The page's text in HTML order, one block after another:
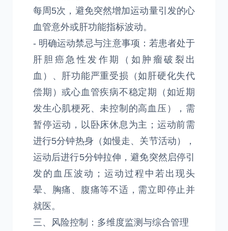
每周5次，避免突然增加运动量引发的心
血管意外或肝功能指标波动。
- 明确运动禁忌与注意事项：若患者处于
肝胆癌急性发作期（如肿瘤破裂出
血）、肝功能严重受损（如肝硬化失代
偿期）或心血管疾病不稳定期（如近期
发生心肌梗死、未控制的高血压），需
暂停运动，以卧床休息为主；运动前需
进行5分钟热身（如慢走、关节活动），
运动后进行5分钟拉伸，避免突然启停引
发的血压波动；运动过程中若出现头
晕、胸痛、腹痛等不适，需立即停止并
就医。
三、风险控制：多维度监测与综合管理